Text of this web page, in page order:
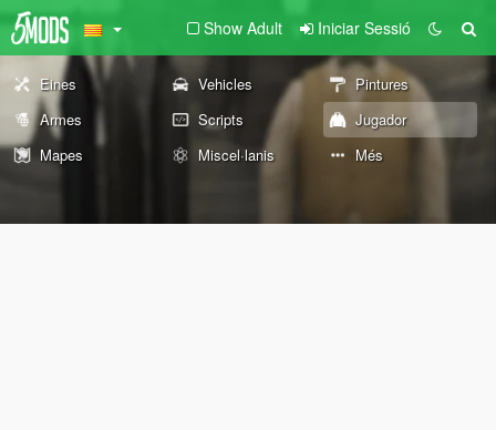
Show Adult Iniciar Sessió
Eines Vehicles
Pintures
Armes
Scripts
Jugador
Mapes
Miscel·lanis Més